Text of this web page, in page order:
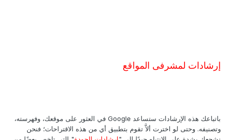
إرشادات لمشرفى المواقع
باتباعك هذه الإرشادات ستساعد Google في العثور على موقعك، وفهرسته،
وتصنيفه. وحتى لو اخترت ألاَّ تقوم بتطبيق أي من هذه الاقتراحات؛ فنحن